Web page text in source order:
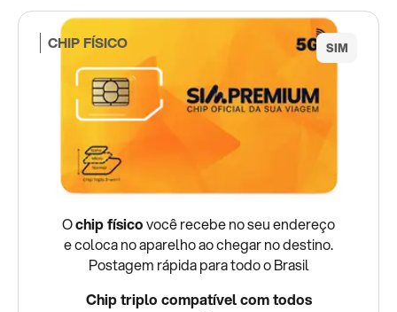
CHIP FÍSICO
Ochip físicovocê recebe no seu endereço
e coloca no aparelho ao chegar no destino.
Postagem rápida para todo o Brasil
Chip triplo compatível com todos